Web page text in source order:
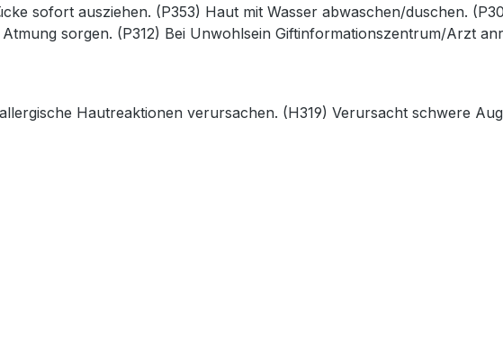
sofort ausziehen. (P353) Haut mit Wasser abwaschen/duschen.
sorgen. (P312) Bei Unwohlsein Giftinformationszentrum/Arzt
Hautreaktionen verursachen. (H319) Verursacht schwere